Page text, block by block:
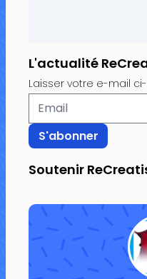
L'actualité
Laisser votre e-mail
Soutenir